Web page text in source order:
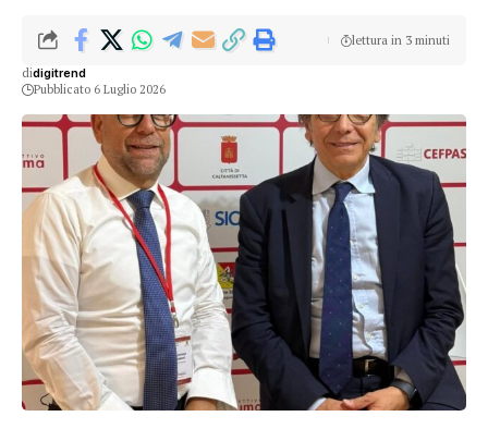
didigitrend
Pubblicato 6 Luglio 2026
lettura in 3 minuti